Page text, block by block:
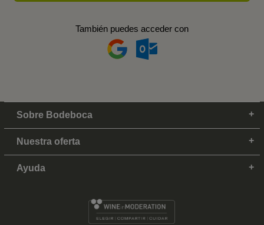
También puedes acceder con
Sobre Bodeboca
Nuestra oferta
Ayuda